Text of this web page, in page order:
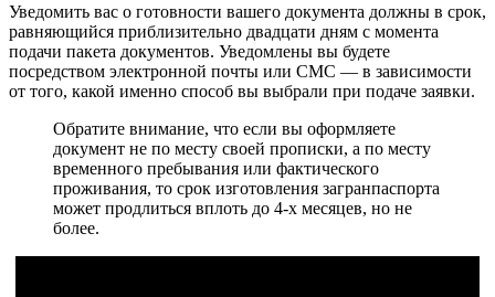
Уведомить вас о готовности вашего документа должны в срок,
равняющийся приблизительно двадцати дням с момента
подачи пакета документов. Уведомлены вы будете
посредством электронной почты или СМС — в зависимости
от того, какой именно способ вы выбрали при подаче заявки.
Обратите внимание, что если вы оформляете
документ не по месту своей прописки, а по месту
временного пребывания или фактического
проживания, то срок изготовления загранпаспорта
может продлиться вплоть до 4-х месяцев, но не
более.